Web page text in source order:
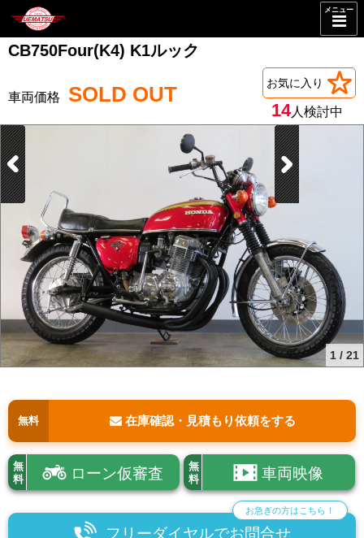
メニュー
CB750Four(K4) K1ルック
SOLD OUT お気に入り
14人検討中
1 / 21
無料 在庫確認・見積もり依頼をする
無
料
ローン仮審査
無
料
車両映像
フリーダイヤルでお問合せ
お急ぎの方はこちら！